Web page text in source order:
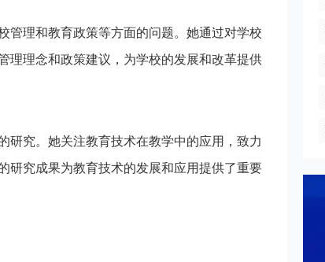
管理和教育政策等方面的问题。她通过对学校
理理念和政策建议，为学校的发展和改革提供
研究。她关注教育技术在教学中的应用，致力
研究成果为教育技术的发展和应用提供了重要